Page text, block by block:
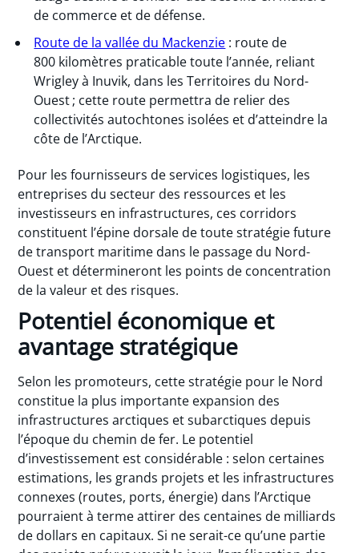
de commerce et de défense.
Route de la vallée du Mackenzie : route de
800 kilomètres praticable toute l’année, reliant
Wrigley à Inuvik, dans les Territoires du Nord-
Ouest ; cette route permettra de relier des
collectivités autochtones isolées et d’atteindre la
côte de l’Arctique.
Pour les fournisseurs de services logistiques, les
entreprises du secteur des ressources et les
investisseurs en infrastructures, ces corridors
constituent l’épine dorsale de toute stratégie future
de transport maritime dans le passage du Nord-
Ouest et détermineront les points de concentration
de la valeur et des risques.
Potentiel économique et
avantage stratégique
Selon les promoteurs, cette stratégie pour le Nord
constitue la plus importante expansion des
infrastructures arctiques et subarctiques depuis
l’époque du chemin de fer. Le potentiel
d’investissement est considérable : selon certaines
estimations, les grands projets et les infrastructures
connexes (routes, ports, énergie) dans l’Arctique
pourraient à terme attirer des centaines de milliards
de dollars en capitaux. Si ne serait-ce qu’une partie